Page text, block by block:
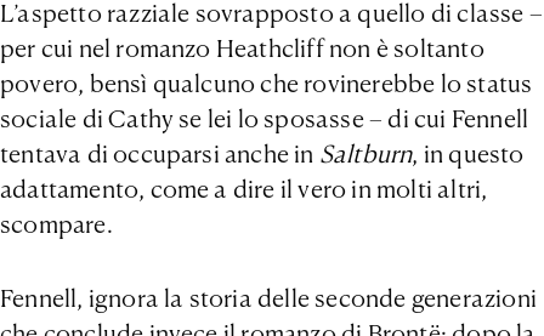
L’aspetto razziale sovrapposto a quello di classe –
per cui nel romanzo Heathcliff non è soltanto
povero, bensì qualcuno che rovinerebbe lo status
sociale di Cathy se lei lo sposasse – di cui Fennell
tentava di occuparsi anche in Saltburn, in questo
adattamento, come a dire il vero in molti altri,
scompare.
Fennell, ignora la storia delle seconde generazioni